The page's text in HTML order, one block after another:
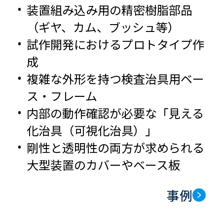
装置組み込み用の精密樹脂部品
（ギヤ、カム、ブッシュ等）
試作開発におけるプロトタイプ作
成
複雑な外形を持つ検査治具用ベー
ス・フレーム
内部の動作確認が必要な「見える
化治具（可視化治具）」
剛性と透明性の両方が求められる
大型装置のカバーやベース板
事例